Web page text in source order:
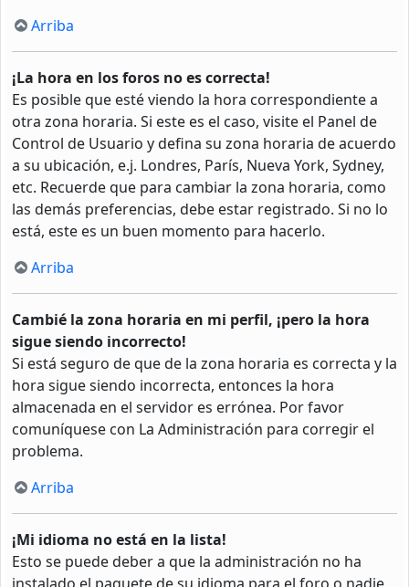
Arriba
¡La hora en los foros no es correcta!
Es posible que esté viendo la hora correspondiente a
otra zona horaria. Si este es el caso, visite el Panel de
Control de Usuario y defina su zona horaria de acuerdo
a su ubicación, e.j. Londres, París, Nueva York, Sydney,
etc. Recuerde que para cambiar la zona horaria, como
las demás preferencias, debe estar registrado. Si no lo
está, este es un buen momento para hacerlo.
Arriba
Cambié la zona horaria en mi perfil, ¡pero la hora
sigue siendo incorrecto!
Si está seguro de que de la zona horaria es correcta y la
hora sigue siendo incorrecta, entonces la hora
almacenada en el servidor es errónea. Por favor
comuníquese con La Administración para corregir el
problema.
Arriba
¡Mi idioma no está en la lista!
Esto se puede deber a que la administración no ha